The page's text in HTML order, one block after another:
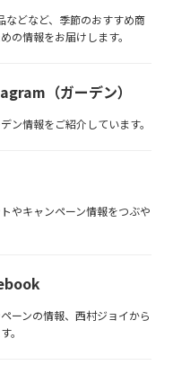
などなど、季節のおすすめ商
の情報をお届けします。
（ガーデン）
ン情報をご紹介しています。
やキャンペーン情報をつぶや
ーンの情報、西村ジョイから
。